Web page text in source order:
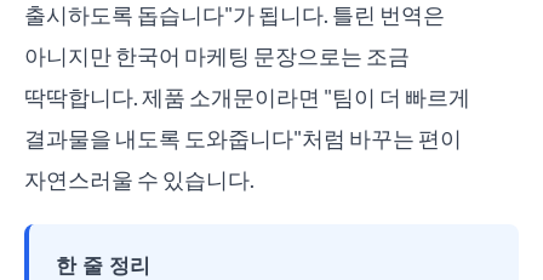
출시하도록 돕습니다"가 됩니다. 틀린 번역은
아니지만 한국어 마케팅 문장으로는 조금
딱딱합니다. 제품 소개문이라면 "팀이 더 빠르게
결과물을 내도록 도와줍니다"처럼 바꾸는 편이
자연스러울 수 있습니다.
한 줄 정리